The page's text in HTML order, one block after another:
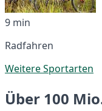
9 min
Radfahren
Weitere Sportarten
Über 100